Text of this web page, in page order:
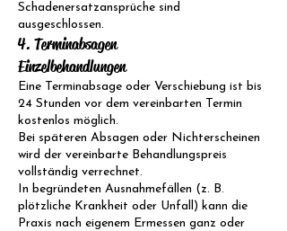
Schadenersatzansprüche sind
ausgeschlossen.
4. Terminabsagen
Einzelbehandlungen
Eine Terminabsage oder Verschiebung ist bis
24 Stunden vor dem vereinbarten Termin
kostenlos möglich.
Bei späteren Absagen oder Nichterscheinen
wird der vereinbarte Behandlungspreis
vollständig verrechnet.
In begründeten Ausnahmefällen (z. B.
plötzliche Krankheit oder Unfall) kann die
Praxis nach eigenem Ermessen ganz oder